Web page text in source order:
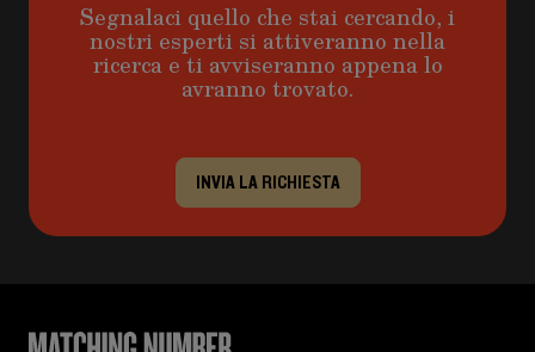
Segnalaci quello che stai cercando, i
nostri esperti si attiveranno nella
ricerca e ti avviseranno appena lo
avranno trovato.
INVIA LA RICHIESTA